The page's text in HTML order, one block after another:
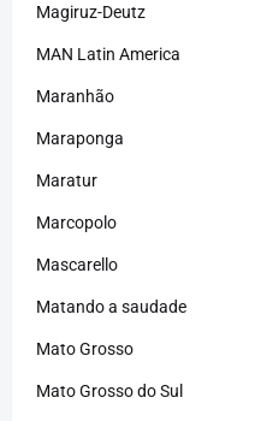
Magiruz-Deutz
MAN Latin America
Maranhão
Maraponga
Maratur
Marcopolo
Mascarello
Matando a saudade
Mato Grosso
Mato Grosso do Sul